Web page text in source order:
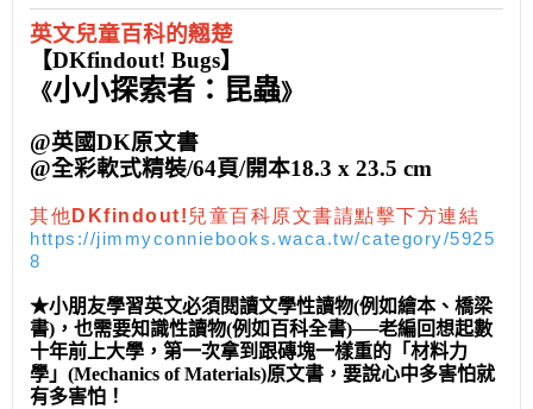
英文兒童百科的翹楚
【DKfindout! Bugs】
《小小探索者：昆蟲》
@英國DK原文書
@全彩軟式精裝/64頁/開本18.3 x 23.5 cm
其他DKfindout!兒童百科原文書請點擊下方連結
https://jimmyconniebooks.waca.tw/category/5925
8
★小朋友學習英文必須閱讀文學性讀物(例如繪本、橋梁
書)，也需要知識性讀物(例如百科全書)──老編回想起數
十年前上大學，第一次拿到跟磚塊一樣重的「材料力
學」(Mechanics of Materials)原文書，要說心中多害怕就
有多害怕！